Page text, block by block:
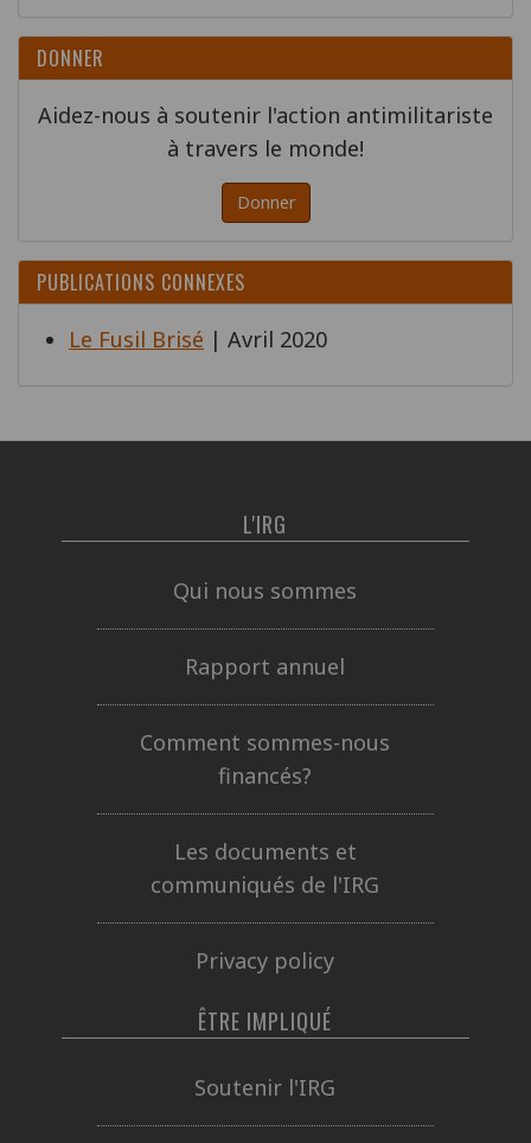
DONNER
Aidez-nous à soutenir l'action antimilitariste
à travers le monde!
Donner
PUBLICATIONS CONNEXES
Le Fusil Brisé | Avril 2020
L'IRG
Qui nous sommes
Rapport annuel
Comment sommes-nous
financés?
Les documents et
communiqués de l'IRG
Privacy policy
ÊTRE IMPLIQUÉ
Soutenir l'IRG